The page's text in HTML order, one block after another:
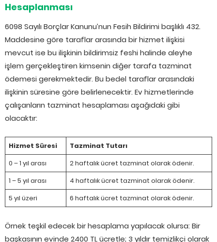
Hesaplanması
6098 Sayılı Borçlar Kanunu’nun Fesih Bildirimi başlıklı 432.
Maddesine göre taraflar arasında bir hizmet ilişkisi
mevcut ise bu ilişkinin bildirimsiz feshi halinde aleyhe
işlem gerçekleştiren kimsenin diğer tarafa tazminat
ödemesi gerekmektedir. Bu bedel taraflar arasındaki
ilişkinin süresine göre belirlenecektir. Ev hizmetlerinde
çalışanların tazminat hesaplaması aşağıdaki gibi
olacaktır:
Hizmet Süresi
Tazminat Tutarı
0 – 1 yıl arası
2 haftalık ücret tazminat olarak ödenir.
1 – 5 yıl arası
4 haftalık ücret tazminat olarak ödenir.
5 yıl üzeri
6 haftalık ücret tazminat olarak ödenir.
Örnek teşkil edecek bir hesaplama yapılacak olursa: Bir
başkasının evinde 2400 TL ücretle; 3 yıldır temizlikçi olarak